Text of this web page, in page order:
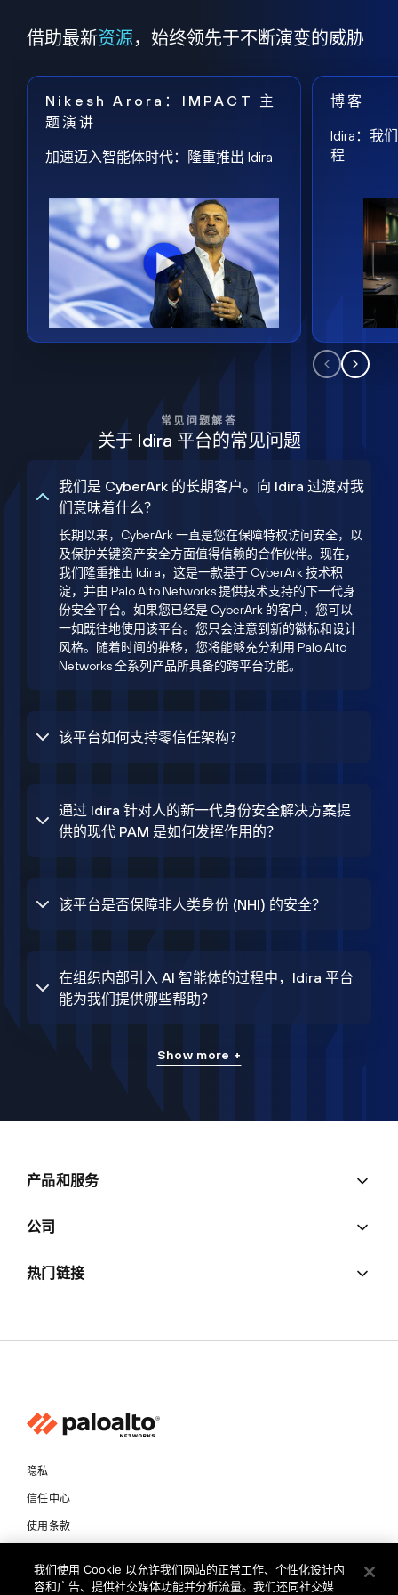
借助最新资源，始终领先于不断演变的威胁
Nikesh Arora：IMPACT 主
题演讲
加速迈入智能体时代：隆重推出 Idira
博客
Idira：我
程
常见问题解答
关于 Idira 平台的常见问题
我们是 CyberArk 的长期客户。向 Idira 过渡对我
们意味着什么？
长期以来，CyberArk 一直是您在保障特权访问安全，以
及保护关键资产安全方面值得信赖的合作伙伴。现在，
我们隆重推出 Idira，这是一款基于 CyberArk 技术积
淀，并由 Palo Alto Networks 提供技术支持的下一代身
份安全平台。如果您已经是 CyberArk 的客户，您可以
一如既往地使用该平台。您只会注意到新的徽标和设计
风格。随着时间的推移，您将能够充分利用 Palo Alto
Networks 全系列产品所具备的跨平台功能。
该平台如何支持零信任架构？
通过 Idira 针对人的新一代身份安全解决方案提
供的现代 PAM 是如何发挥作用的？
该平台是否保障非人类身份 (NHI) 的安全？
在组织内部引入 AI 智能体的过程中，Idira 平台
能为我们提供哪些帮助？
Show more +
产品和服务
公司
热门链接
隐私
信任中心
使用条款
我们使用 Cookie 以允许我们网站的正常工作、个性化设计内
容和广告、提供社交媒体功能并分析流量。我们还同社交媒